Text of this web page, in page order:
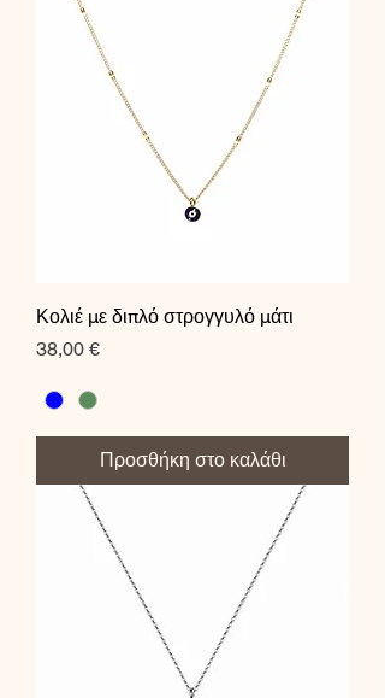
Κολιέ με διπλό στρογγυλό μάτι
Τιμή
38,00 €
Προσθήκη στο καλάθι